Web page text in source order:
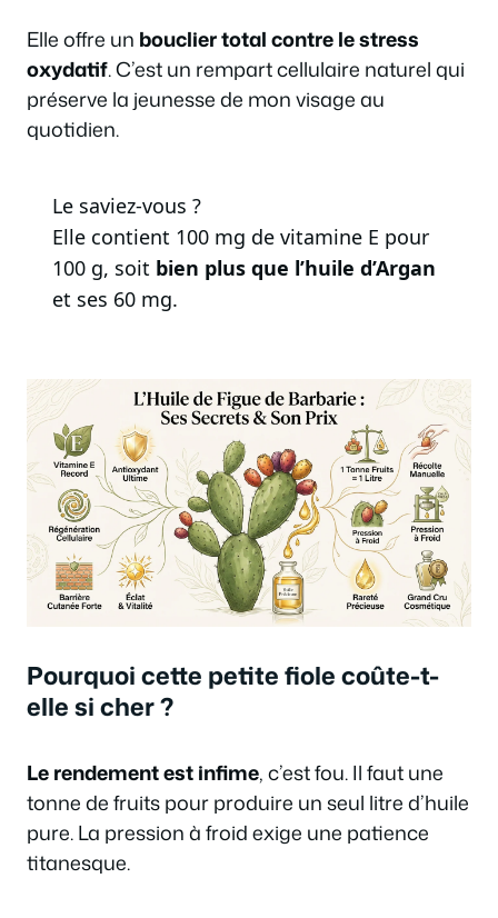
Elle offre un bouclier total contre le stress
oxydatif. C’est un rempart cellulaire naturel qui
préserve la jeunesse de mon visage au
quotidien.
Le saviez-vous ?
Elle contient 100 mg de vitamine E pour
100 g, soit bien plus que l’huile d’Argan
et ses 60 mg.
Pourquoi cette petite fiole coûte-t-
elle si cher ?
Le rendement est infime, c’est fou. Il faut une
tonne de fruits pour produire un seul litre d’huile
pure. La pression à froid exige une patience
titanesque.